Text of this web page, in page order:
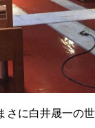
さに白井晟一の世